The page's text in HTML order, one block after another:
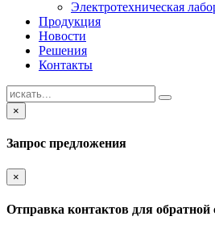
Электротехническая
Продукция
Новости
Решения
Контакты
×
Запрос предложения
×
Отправка контактов для обратной